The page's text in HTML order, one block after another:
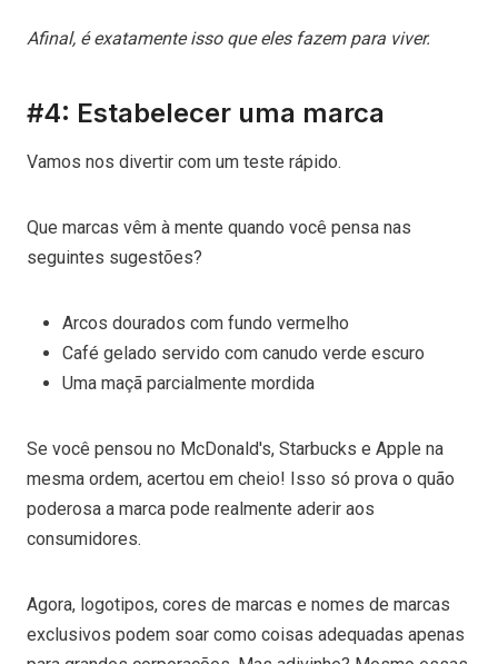
Afinal, é exatamente isso que eles fazem para viver.
#4: Estabelecer uma marca
Vamos nos divertir com um teste rápido.
Que marcas vêm à mente quando você pensa nas
seguintes sugestões?
Arcos dourados com fundo vermelho
Café gelado servido com canudo verde escuro
Uma maçã parcialmente mordida
Se você pensou no McDonald's, Starbucks e Apple na
mesma ordem, acertou em cheio! Isso só prova o quão
poderosa a marca pode realmente aderir aos
consumidores.
Agora, logotipos, cores de marcas e nomes de marcas
exclusivos podem soar como coisas adequadas apenas